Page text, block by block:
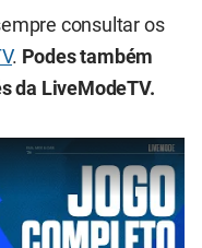
consultar os
. Podes também
da LiveModeTV.